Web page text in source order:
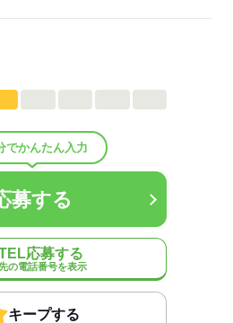
で
か
施設/グループホーム/特別養護老人ホ
でかんたん入力
募する
応募する
の電話番号を表示
キープする